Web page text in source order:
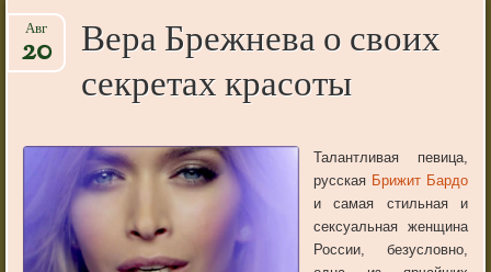
Skip to content
Вера Брежнева о своих
секретах красоты
Авг
20
Талантливая певица,
русская Брижит Бардо
и самая стильная и
сексуальная женщина
России, безусловно,